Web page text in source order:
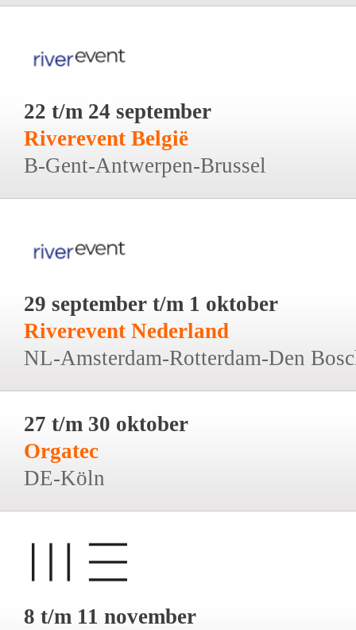
22 t/m 24 september
Riverevent België
B-Gent-Antwerpen-Brussel
29 september t/m 1 oktober
Riverevent Nederland
NL-Amsterdam-Rotterdam-Den
27 t/m 30 oktober
Orgatec
DE-Köln
8 t/m 11 november